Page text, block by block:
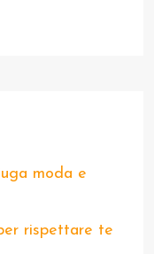
moda e
rispettare te